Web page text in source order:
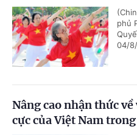
phủ
04/
Nâng cao nhận thức
cực của Việt Nam trong